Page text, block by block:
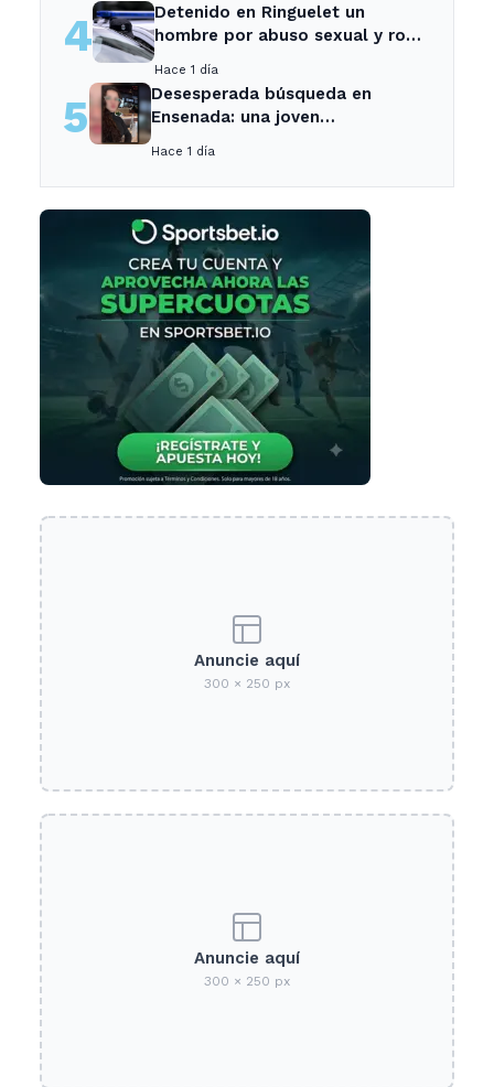
4
Detenido en Ringuelet un
hombre por abuso sexual y robo
Hace 1 día
5
Desesperada búsqueda en
Ensenada: una joven
Hace 1 día
Anuncie aquí
300 × 250 px
Anuncie aquí
300 × 250 px